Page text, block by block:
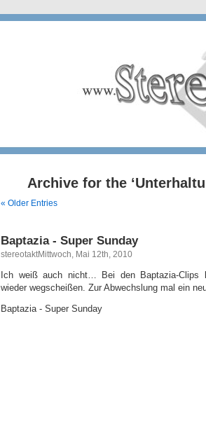
Archive for the
« Older Entries
Baptazia - Super Sunday
stereotaktMittwoch, Mai 12th, 2010
Ich weiß auch nicht… Bei den Baptazia-Clips
wieder wegscheißen. Zur Abwechslung mal ein
Baptazia - Super Sunday